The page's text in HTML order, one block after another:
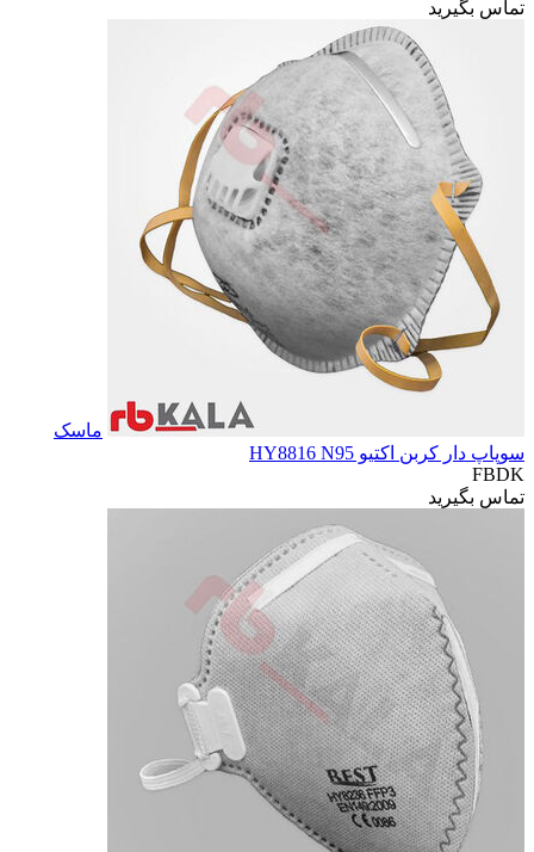
تماس بگیرید
ماسک
سوپاپ دار کربن اکتیو HY8816 N95
FBDK
تماس بگیرید